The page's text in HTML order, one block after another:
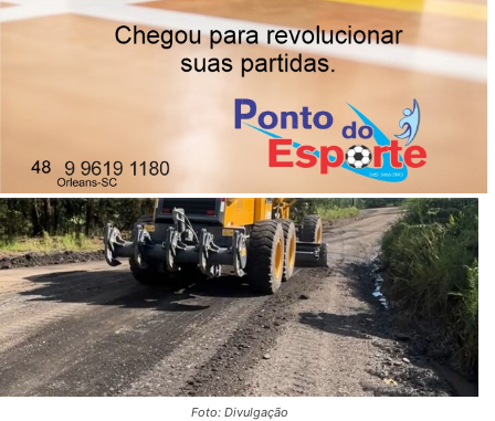
melhorar a trafegabilidade no interior
Imprensa News Sul 04/01/2025
Foto: Divulgação